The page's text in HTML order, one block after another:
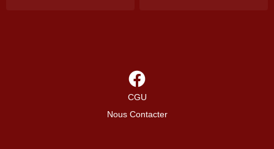
CGU
Nous Contacter